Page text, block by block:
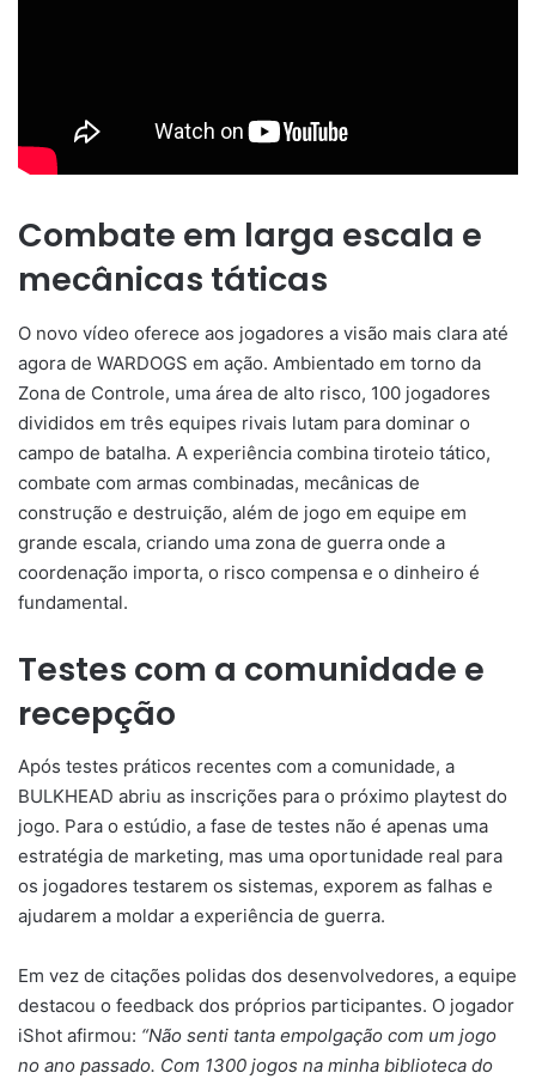
Combate em larga escala e
mecânicas táticas
O novo vídeo oferece aos jogadores a visão mais clara até
agora de WARDOGS em ação. Ambientado em torno da
Zona de Controle, uma área de alto risco, 100 jogadores
divididos em três equipes rivais lutam para dominar o
campo de batalha. A experiência combina tiroteio tático,
combate com armas combinadas, mecânicas de
construção e destruição, além de jogo em equipe em
grande escala, criando uma zona de guerra onde a
coordenação importa, o risco compensa e o dinheiro é
fundamental.
Testes com a comunidade e
recepção
Após testes práticos recentes com a comunidade, a
BULKHEAD abriu as inscrições para o próximo playtest do
jogo. Para o estúdio, a fase de testes não é apenas uma
estratégia de marketing, mas uma oportunidade real para
os jogadores testarem os sistemas, exporem as falhas e
ajudarem a moldar a experiência de guerra.
Em vez de citações polidas dos desenvolvedores, a equipe
destacou o feedback dos próprios participantes. O jogador
iShot afirmou: “Não senti tanta empolgação com um jogo
no ano passado. Com 1300 jogos na minha biblioteca do